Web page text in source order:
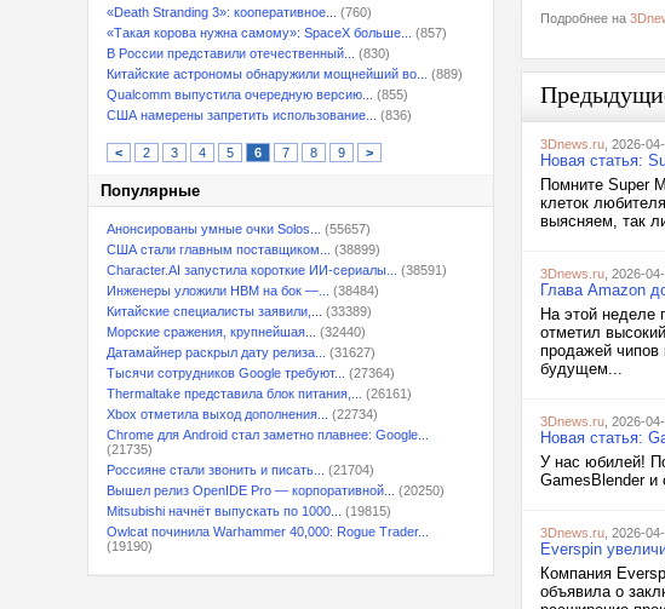
«Death Stranding 3»: кооперативное...
(760)
«Такая корова нужна самому»: SpaceX больше...
(857)
В России представили отечественный...
(830)
Китайские астрономы обнаружили мощнейший во...
(889)
Qualcomm выпустила очередную версию...
(855)
США намерены запретить использование...
(836)
< 2 3 4 5 6 7 8 9 >
Популярные
Анонсированы умные очки Solos...
(55657)
США стали главным поставщиком...
(38899)
Character.AI запустила короткие ИИ-сериалы...
(38591)
Инженеры уложили HBM на бок —...
(38484)
Китайские специалисты заявили,...
(33389)
Морские сражения, крупнейшая...
(32440)
Датамайнер раскрыл дату релиза...
(31627)
Тысячи сотрудников Google требуют...
(27364)
Thermaltake представила блок питания,...
(26161)
Xbox отметила выход дополнения...
(22734)
Chrome для Android стал заметно плавнее: Google...
(21735)
Россияне стали звонить и писать...
(21704)
Вышел релиз OpenIDE Pro — корпоративной...
(20250)
Mitsubishi начнёт выпускать по 1000...
(19815)
Owlcat починила Warhammer 40,000: Rogue Trader...
(19190)
Подробнее на
3Dnews.ru , 2026-
Новая статья:
Помните Super
клеток
выясняем, так
3Dnews.ru , 2026-
Глава Amazon
На этой неделе
отметил
продажей чипов
будущем...
3Dnews.ru , 2026-
Новая статья:
У нас юбилей!
GamesBlender и
3Dnews.ru , 2026-
Everspin
Компания
объявила о